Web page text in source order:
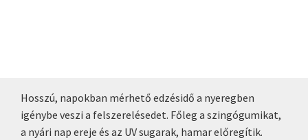
Hosszú, napokban mérhető edzésidő a nyeregben
igénybe veszi a felszerelésedet. Főleg a szingógumikat,
a nyári nap ereje és az UV sugarak, hamar előregítik.